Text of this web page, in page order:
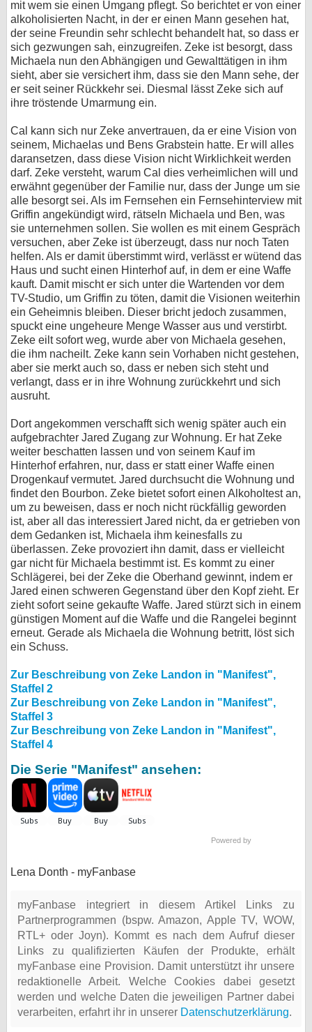
mit wem sie einen Umgang pflegt. So berichtet er von einer
alkoholisierten Nacht, in der er einen Mann gesehen hat,
der seine Freundin sehr schlecht behandelt hat, so dass er
sich gezwungen sah, einzugreifen. Zeke ist besorgt, dass
Michaela nun den Abhängigen und Gewalttätigen in ihm
sieht, aber sie versichert ihm, dass sie den Mann sehe, der
er seit seiner Rückkehr sei. Diesmal lässt Zeke sich auf
ihre tröstende Umarmung ein.
Cal kann sich nur Zeke anvertrauen, da er eine Vision von
seinem, Michaelas und Bens Grabstein hatte. Er will alles
daransetzen, dass diese Vision nicht Wirklichkeit werden
darf. Zeke versteht, warum Cal dies verheimlichen will und
erwähnt gegenüber der Familie nur, dass der Junge um sie
alle besorgt sei. Als im Fernsehen ein Fernsehinterview mit
Griffin angekündigt wird, rätseln Michaela und Ben, was
sie unternehmen sollen. Sie wollen es mit einem Gespräch
versuchen, aber Zeke ist überzeugt, dass nur noch Taten
helfen. Als er damit überstimmt wird, verlässt er wütend das
Haus und sucht einen Hinterhof auf, in dem er eine Waffe
kauft. Damit mischt er sich unter die Wartenden vor dem
TV-Studio, um Griffin zu töten, damit die Visionen weiterhin
ein Geheimnis bleiben. Dieser bricht jedoch zusammen,
spuckt eine ungeheure Menge Wasser aus und verstirbt.
Zeke eilt sofort weg, wurde aber von Michaela gesehen,
die ihm nacheilt. Zeke kann sein Vorhaben nicht gestehen,
aber sie merkt auch so, dass er neben sich steht und
verlangt, dass er in ihre Wohnung zurückkehrt und sich
ausruht.
Dort angekommen verschafft sich wenig später auch ein
aufgebrachter Jared Zugang zur Wohnung. Er hat Zeke
weiter beschatten lassen und von seinem Kauf im
Hinterhof erfahren, nur, dass er statt einer Waffe einen
Drogenkauf vermutet. Jared durchsucht die Wohnung und
findet den Bourbon. Zeke bietet sofort einen Alkoholtest an,
um zu beweisen, dass er noch nicht rückfällig geworden
ist, aber all das interessiert Jared nicht, da er getrieben von
dem Gedanken ist, Michaela ihm keinesfalls zu
überlassen. Zeke provoziert ihn damit, dass er vielleicht
gar nicht für Michaela bestimmt ist. Es kommt zu einer
Schlägerei, bei der Zeke die Oberhand gewinnt, indem er
Jared einen schweren Gegenstand über den Kopf zieht. Er
zieht sofort seine gekaufte Waffe. Jared stürzt sich in einem
günstigen Moment auf die Waffe und die Rangelei beginnt
erneut. Gerade als Michaela die Wohnung betritt, löst sich
ein Schuss.
Zur Beschreibung von Zeke Landon in "Manifest",
Staffel 2
Zur Beschreibung von Zeke Landon in "Manifest",
Staffel 3
Zur Beschreibung von Zeke Landon in "Manifest",
Staffel 4
Die Serie "Manifest" ansehen:
Powered by
Lena Donth - myFanbase
myFanbase integriert in diesem Artikel Links zu
Partnerprogrammen (bspw. Amazon, Apple TV, WOW,
RTL+ oder Joyn). Kommt es nach dem Aufruf dieser
Links zu qualifizierten Käufen der Produkte, erhält
myFanbase eine Provision. Damit unterstützt ihr unsere
redaktionelle Arbeit. Welche Cookies dabei gesetzt
werden und welche Daten die jeweiligen Partner dabei
verarbeiten, erfahrt ihr in unserer Datenschutzerklärung.